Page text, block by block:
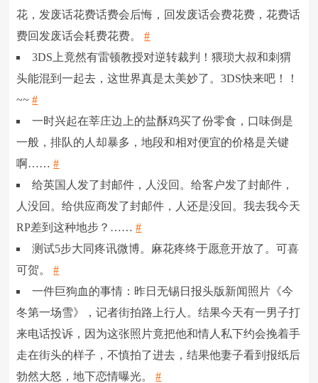
花，发废话花费话费会后悔，回发废话会费花费，花费话
费回发废话会耗费花费。#
3DS上竟然有雷顿教授对逆转裁判！猥琐大叔和刺猬
头能混到一起去，这世界真是太美妙了。3DS快来吧！！
~~#
一时兴起在莘庄边上的盐酥鸡买了份零食，口味倒是
一般，排队的人却暴多，地段和相对便宜的价格是关键
啊……#
给英国人发了封邮件，人没回。给客户发了封邮件，
人没回。给供应商发了封邮件，人还是没回。我去我今天
RP差到这种地步？……#
测试5步大同疼讯微博。麻花疼终于愿意开放了。可喜
可贺。#
一件巨狗血的事情：昨日无锡日报头版新闻照片《今
冬第一场雪》，记者街拍路上行人。结果今天有一男子打
来电话投诉，因为这张照片竟把他和情人私下约会挽着手
走在街头的样子，不慎拍了进去，结果他妻子看到报纸后
勃然大怒，地下恋情曝光。#